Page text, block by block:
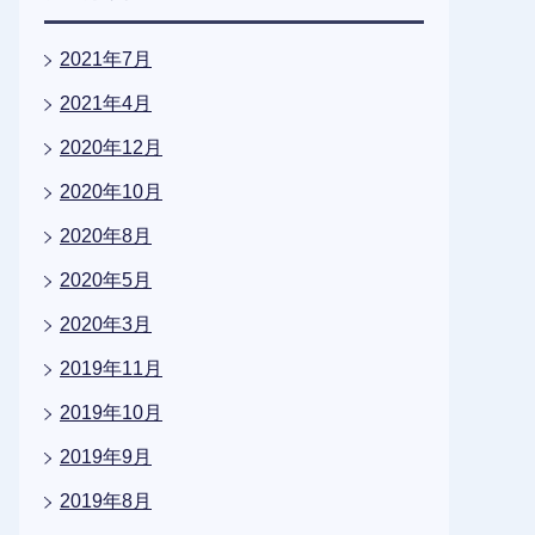
2021年7月
2021年4月
2020年12月
2020年10月
2020年8月
2020年5月
2020年3月
2019年11月
2019年10月
2019年9月
2019年8月